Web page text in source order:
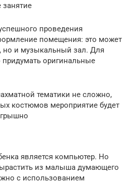
занятие
проведения
помещения: это может
но и музыкальный зал. Для
оригинальные
тематики не сложно,
костюмов мероприятие будет
является компьютер. Но
из малыша думающего
с использованием